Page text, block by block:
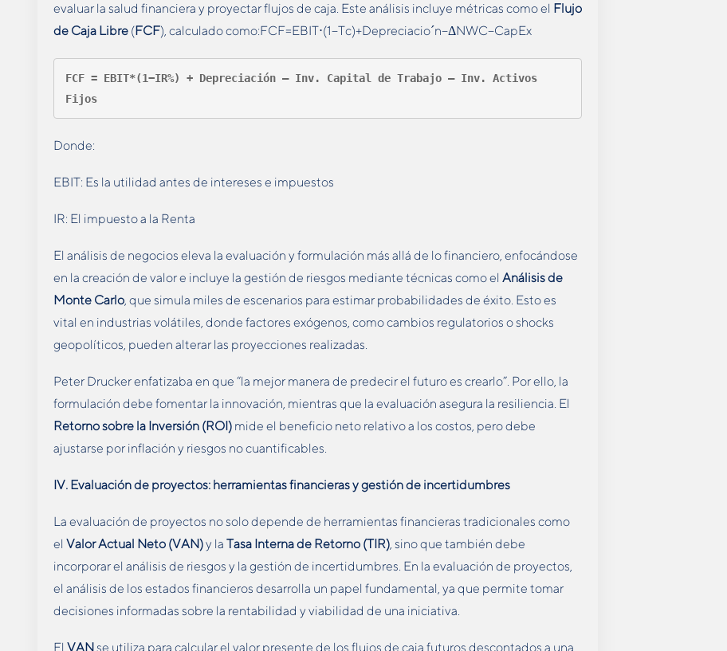
evaluar la salud financiera y proyectar flujos de caja. Este análisis incluye métricas como el Flujo
de Caja Libre (FCF), calculado como:FCF=EBIT⋅(1−Tc)+Depreciacioˊn−ΔNWC−CapEx
FCF = EBIT*(1−IR%) + Depreciación – Inv. Capital de Trabajo – Inv. Activos
Fijos
Donde:
EBIT: Es la utilidad antes de intereses e impuestos
IR: El impuesto a la Renta
El análisis de negocios eleva la evaluación y formulación más allá de lo financiero, enfocándose
en la creación de valor e incluye la gestión de riesgos mediante técnicas como el Análisis de
Monte Carlo, que simula miles de escenarios para estimar probabilidades de éxito. Esto es
vital en industrias volátiles, donde factores exógenos, como cambios regulatorios o shocks
geopolíticos, pueden alterar las proyecciones realizadas.
Peter Drucker enfatizaba en que “la mejor manera de predecir el futuro es crearlo”. Por ello, la
formulación debe fomentar la innovación, mientras que la evaluación asegura la resiliencia. El
Retorno sobre la Inversión (ROI) mide el beneficio neto relativo a los costos, pero debe
ajustarse por inflación y riesgos no cuantificables.
IV. Evaluación de proyectos: herramientas financieras y gestión de incertidumbres
La evaluación de proyectos no solo depende de herramientas financieras tradicionales como
el Valor Actual Neto (VAN)y la Tasa Interna de Retorno (TIR), sino que también debe
incorporar el análisis de riesgos y la gestión de incertidumbres. En la evaluación de proyectos,
el análisis de los estados financieros desarrolla un papel fundamental, ya que permite tomar
decisiones informadas sobre la rentabilidad y viabilidad de una iniciativa.
El VAN se utiliza para calcular el valor presente de los flujos de caja futuros descontados a una